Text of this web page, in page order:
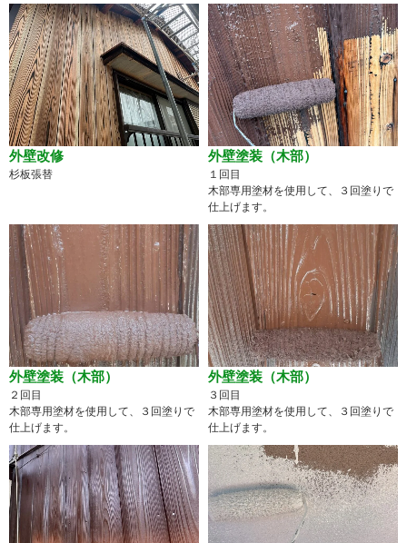
外壁改修
杉板張替
外壁塗装（木部）
１回目
木部専用塗材を使用して、３回塗りで
仕上げます。
外壁塗装（木部）
２回目
木部専用塗材を使用して、３回塗りで
仕上げます。
外壁塗装（木部）
３回目
木部専用塗材を使用して、３回塗りで
仕上げます。